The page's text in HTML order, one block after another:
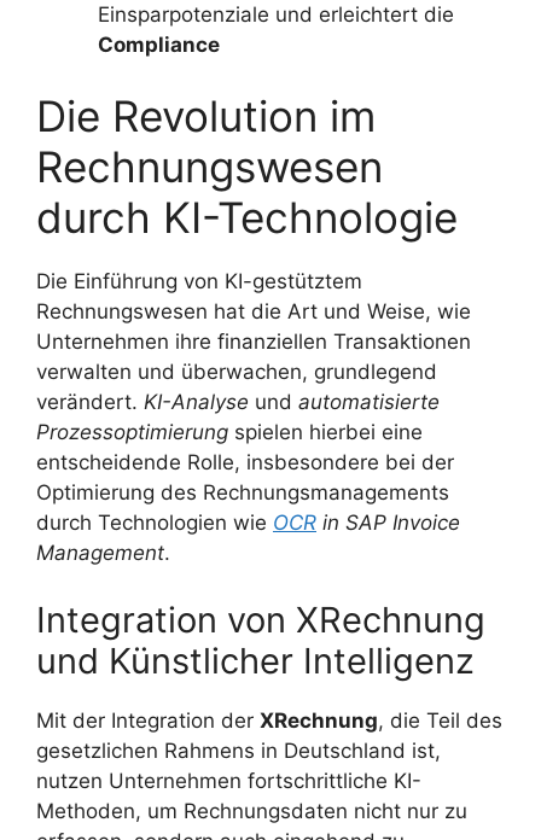
Einsparpotenziale und erleichtert die
Compliance
Die Revolution im
Rechnungswesen
durch KI-Technologie
Die Einführung von KI-gestütztem
Rechnungswesen hat die Art und Weise, wie
Unternehmen ihre finanziellen Transaktionen
verwalten und überwachen, grundlegend
verändert. KI-Analyse und automatisierte
Prozessoptimierung spielen hierbei eine
entscheidende Rolle, insbesondere bei der
Optimierung des Rechnungsmanagements
durch Technologien wie OCR in SAP Invoice
Management.
Integration von XRechnung
und Künstlicher Intelligenz
Mit der Integration der XRechnung, die Teil des
gesetzlichen Rahmens in Deutschland ist,
nutzen Unternehmen fortschrittliche KI-
Methoden, um Rechnungsdaten nicht nur zu